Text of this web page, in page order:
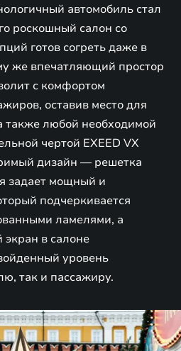
автомобиль стал
роскошный салон со
готов согреть даже в
же впечатляющий простор
с комфортом
оставив место для
также любой необходимой
чертой EXEED VX
дизайн — решетка
задает мощный и
подчеркивается
ламелями, а
в салоне
уровень
так и пассажиру.